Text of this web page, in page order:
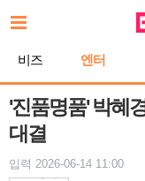
문
비즈 엔터
'진품명품' 박혜
대결
입력 2026-06-14 11:00